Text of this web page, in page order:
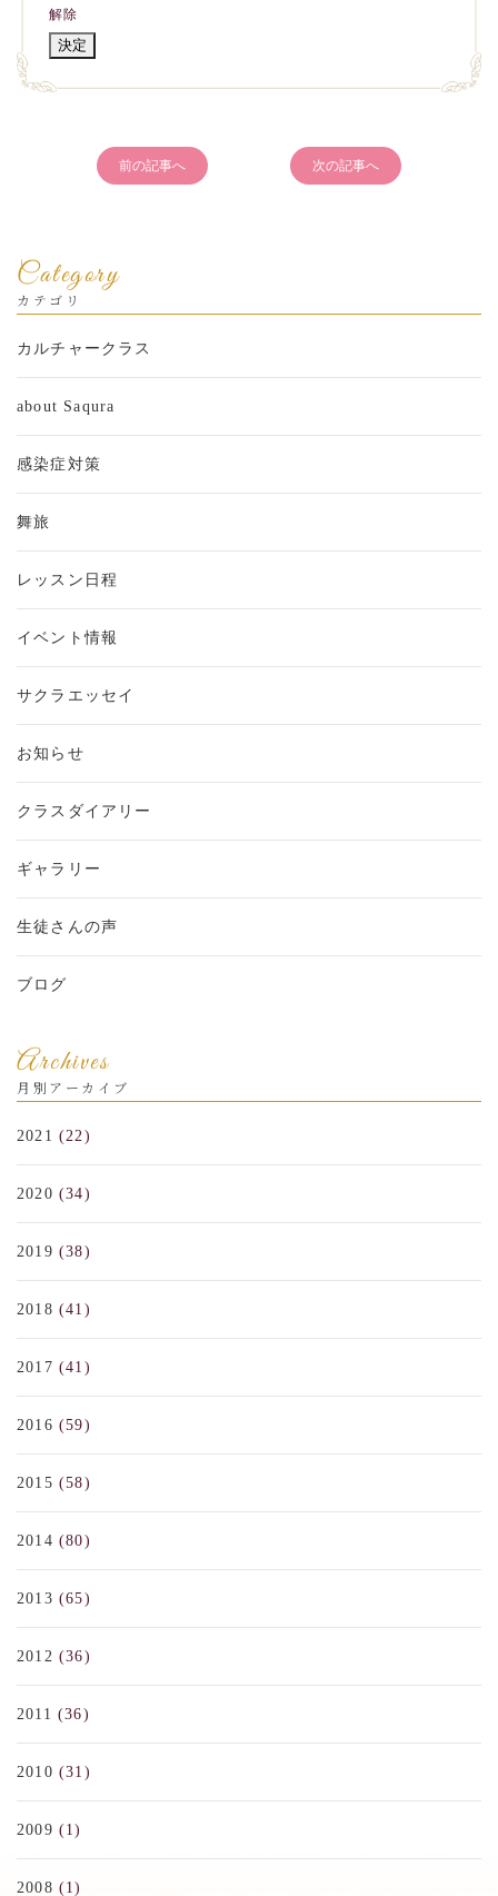
解除
前の記事へ 次の記事へ
Category
カテゴリ
カルチャークラス
about Saqura
感染症対策
舞旅
レッスン日程
イベント情報
サクラエッセイ
お知らせ
クラスダイアリー
ギャラリー
生徒さんの声
ブログ
Archives
月別アーカイブ
2021 (22)
2020 (34)
2019 (38)
2018 (41)
2017 (41)
2016 (59)
2015 (58)
2014 (80)
2013 (65)
2012 (36)
2011 (36)
2010 (31)
2009 (1)
2008 (1)